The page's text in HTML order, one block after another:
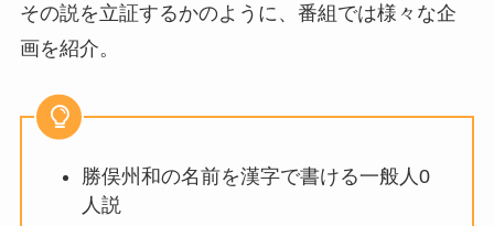
その説を立証するかのように、番組では様々な企
画を紹介。
勝俣州和の名前を漢字で書ける一般人0
人説